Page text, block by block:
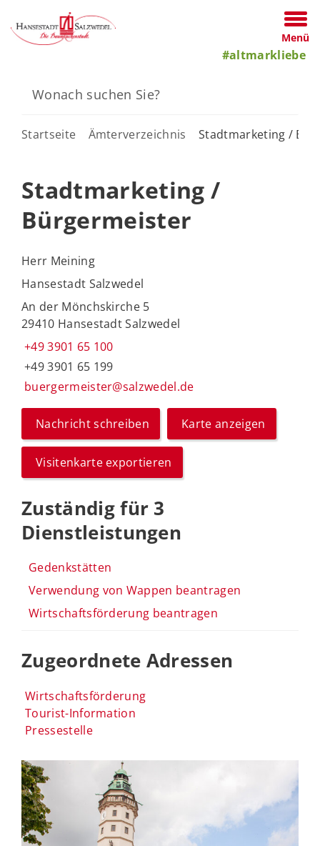
Menü
#altmarkliebe
Startseite Ämterverzeichnis Stadtmarketing /
Stadtmarketing /
Bürgermeister
Herr Meining
Hansestadt Salzwedel
An der Mönchskirche 5
29410 Hansestadt Salzwedel
+49 3901 65 100
+49 3901 65 199
buergermeister@salzwedel.de
Nachricht schreiben Karte anzeigen
Visitenkarte exportieren
Zuständig für 3
Dienstleistungen
Gedenkstätten
Verwendung von Wappen beantragen
Wirtschaftsförderung beantragen
Zugeordnete Adressen
Wirtschaftsförderung
Tourist-Information
Pressestelle